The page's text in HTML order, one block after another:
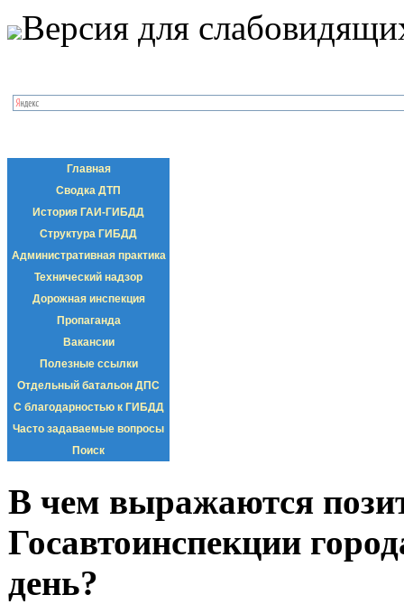
Версия для
Главная
Сводка ДТП
История ГАИ-ГИБДД
Структура ГИБДД
Административная практика
Технический надзор
Дорожная инспекция
Пропаганда
Вакансии
Полезные ссылки
Отдельный батальон ДПС
С благодарностью к ГИБДД
Часто задаваемые вопросы
Поиск
В чем выражаются
Госавтоинспекции
день?